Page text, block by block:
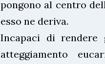
pongono al centro
esso ne deriva.
Incapaci di
atteggiamento